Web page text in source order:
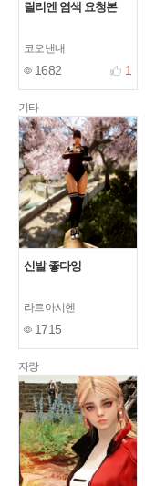
릴리엔 염색 요청본
코오낸내
1682 1
기타
신발 좋다잉
라르아시헨
1715
자랑